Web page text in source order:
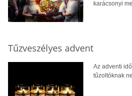
karácsonyi
Tűzveszélyes advent
Az adventi
tűzoltóknak